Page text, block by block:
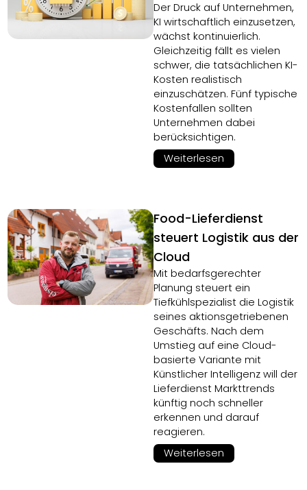
Der Druck auf Unternehmen,
KI wirtschaftlich einzusetzen,
wächst kontinuierlich.
Gleichzeitig fällt es vielen
schwer, die tatsächlichen KI-
Kosten realistisch
einzuschätzen. Fünf typische
Kostenfallen sollten
Unternehmen dabei
berücksichtigen.
Weiterlesen
Food-Lieferdienst
steuert Logistik aus der
Cloud
Mit bedarfsgerechter
Planung steuert ein
Tiefkühlspezialist die Logistik
seines aktionsgetriebenen
Geschäfts. Nach dem
Umstieg auf eine Cloud-
basierte Variante mit
Künstlicher Intelligenz will der
Lieferdienst Markttrends
künftig noch schneller
erkennen und darauf
reagieren.
Weiterlesen